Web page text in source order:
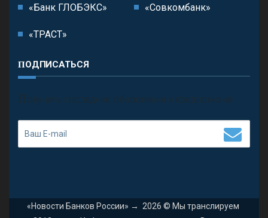
«Банк ГЛОБЭКС» «Совкомбанк»
«ТРАСТ»
ПОДПИСАТЬСЯ
П олучить последние обновления и предложения.
«Новости Банков России» → 2026 © Мы транслируем